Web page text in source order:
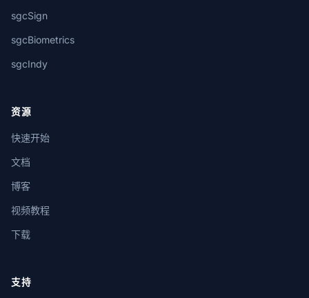
sgcSign
sgcBiometrics
sgcIndy
资源
快速开始
文档
博客
视频教程
下载
支持